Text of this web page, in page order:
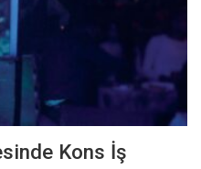
Kons İş